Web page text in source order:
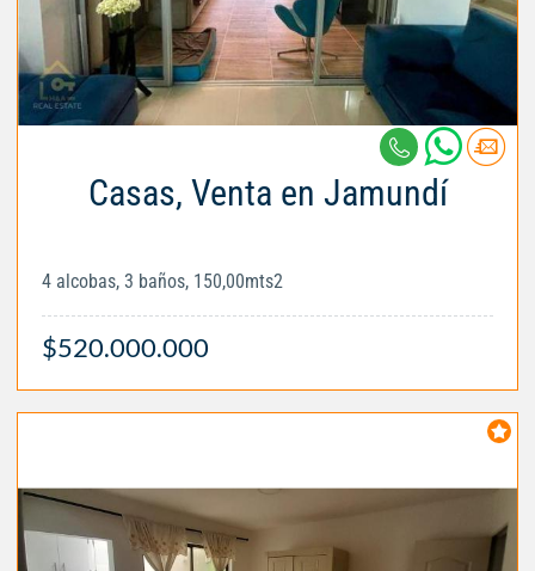
Casas, Venta en Jamundí
4 alcobas, 3 baños, 150,00mts2
$520.000.000